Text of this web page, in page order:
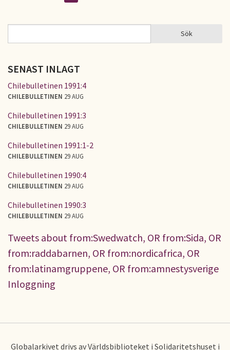
Sidor
SÖKFORMULÄR Sök
SENAST INLAGT
Chilebulletinen 1991:4
CHILEBULLETINEN 29 AUG
Chilebulletinen 1991:3
CHILEBULLETINEN 29 AUG
Chilebulletinen 1991:1-2
CHILEBULLETINEN 29 AUG
Chilebulletinen 1990:4
CHILEBULLETINEN 29 AUG
Chilebulletinen 1990:3
CHILEBULLETINEN 29 AUG
Tweets about from:Swedwatch, OR from:Sida, OR
from:raddabarnen, OR from:nordicafrica, OR
from:latinamgruppene, OR from:amnestysverige
Inloggning
Globalarkivet drivs av Världsbiblioteket i Solidaritetshuset i